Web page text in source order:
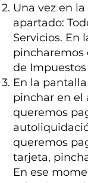
Una vez en
apartado:
Servicios. En
pincharemos
de
En la
pinchar en el
queremos
queremos
tarjeta,
En ese